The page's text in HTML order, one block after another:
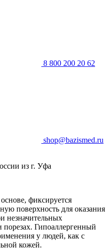
8 800 200 20 62
shop@bazismed.ru
из г. Уфа
фиксируется
поверхность для оказания
незначительных
Гипоаллергенный
у людей, как с
кожей.